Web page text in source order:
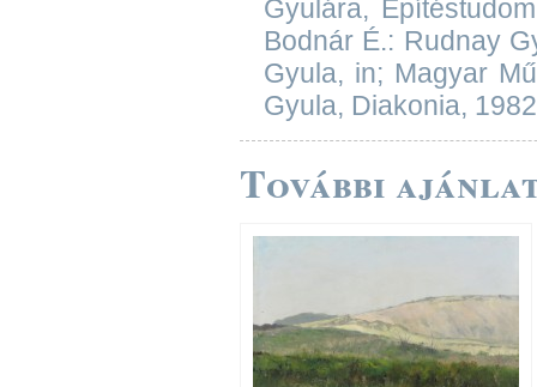
Gyulára,
Bodnár É.: Rudnay
Gyula, in; Magyar
Gyula, Diakonia,
További